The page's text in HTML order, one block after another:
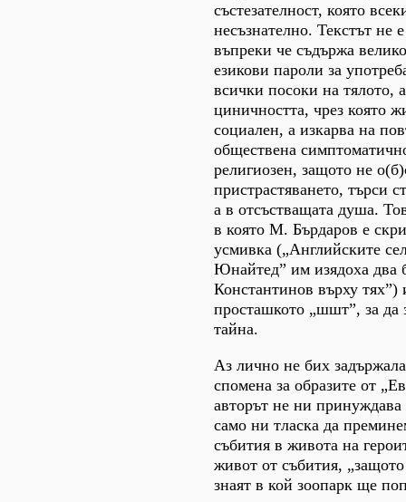
състезателност, която
несъзнателно. Текстът не
въпреки че съдържа
езикови пароли за
всички посоки на тялото,
циничността, чрез която
социален, а изкарва на
обществена
религиозен, защото не
пристрастяването, търси
а в отсъстващата душа.
в която М. Бърдаров е
усмивка („Английските
Юнайтед” им изядоха два
Константинов върху тях”)
просташкото „шшт”, за да
тайна.
Аз лично не бих
спомена за образите от
авторът не ни
само ни тласка да
събития в живота на
живот от събития,
знаят в кой зоопарк ще